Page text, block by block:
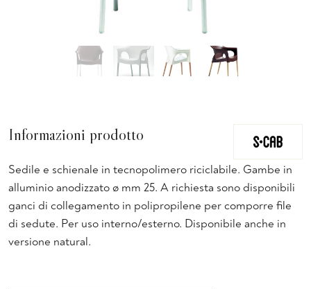
Informazioni prodotto
Sedile e schienale in tecnopolimero riciclabile. Gambe in
alluminio anodizzato ø mm 25. A richiesta sono disponibili
ganci di collegamento in polipropilene per comporre file
di sedute. Per uso interno/esterno. Disponibile anche in
versione natural.